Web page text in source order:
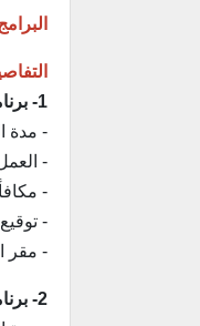
1- برنامج مهندسي المستقبل:
- مدة
-
-
-
- مقر
2- برنامج دبلوم الكهرباء: